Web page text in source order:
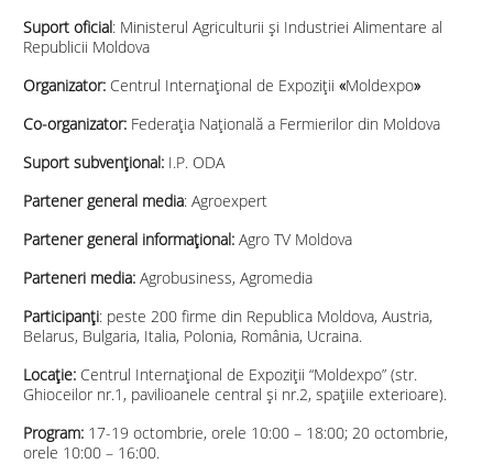
Suport oficial: Ministerul Agriculturii și Industriei Alimentare al
Republicii Moldova
Organizator: Centrul Internațional de Expoziții «Moldexpo»
Co-organizator: Federația Națională a Fermierilor din Moldova
Suport subvențional: I.P. ODA
Partenergeneral media: Agroexpert
Partenergeneral informațional: Agro TV Moldova
Parteneri media: Agrobusiness, Agromedia
Participanți: peste 200 firme din Republica Moldova, Austria,
Belarus, Bulgaria, Italia, Polonia, România, Ucraina.
Locație: Centrul Internațional de Expoziții “Moldexpo” (str.
Ghioceilor nr.1, pavilioanele central și nr.2, spațiile exterioare).
Program: 17-19 octombrie, orele 10:00 – 18:00; 20 octombrie,
orele 10:00 – 16:00.